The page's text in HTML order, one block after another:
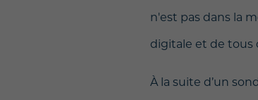
n'est pas dans la
digitale et de tous
À la suite d’un